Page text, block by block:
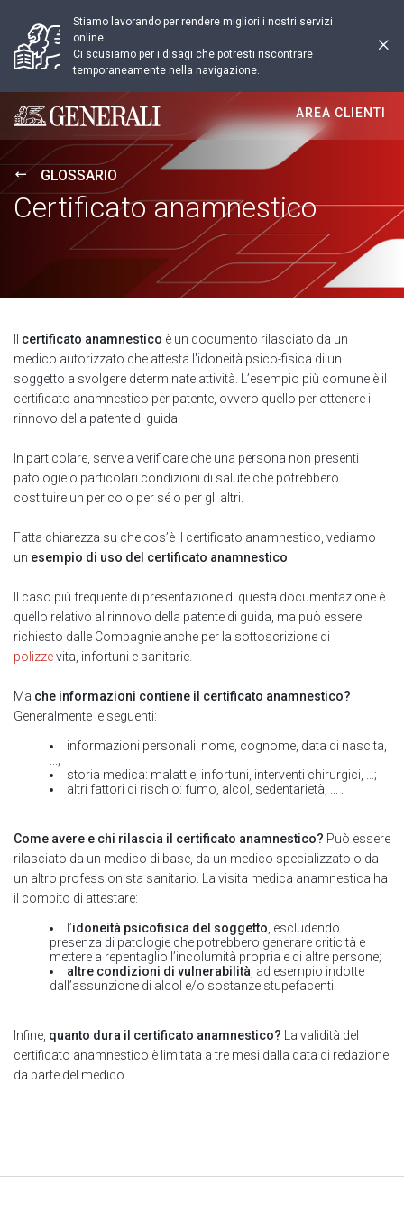
Stiamo lavorando per rendere migliori i nostri servizi
online.
Ci scusiamo per i disagi che potresti riscontrare
temporaneamente nella navigazione.
Generali logo
AREA CLIENTI
GLOSSARIO
Certificato anamnestico
certificato anamnestico è un documento rilasciato da un
medico autorizzato che attesta l'idoneità psico-fisica di un
soggetto a svolgere determinate attività. L’esempio più comune è il
certificato anamnestico per patente, ovvero quello per ottenere il
rinnovo della patente di guida.
In particolare, serve a verificare che una persona non presenti
patologie o particolari condizioni di salute che potrebbero
costituire un pericolo per sé o per gli altri.
Fatta chiarezza su che cos’è il certificato anamnestico, vediamo
un esempio di uso del certificato anamnestico
Il caso più frequente di presentazione di questa documentazione è
quello relativo al rinnovo della patente di guida, ma può essere
richiesto dalle Compagnie anche per la sottoscrizione di
polizzevita, infortuni e sanitarie.
Ma che informazioni contiene il certificato anamnestico?
Generalmente le seguenti:
informazioni personali: nome, cognome, data di nascita,
...;
storia medica: malattie, infortuni, interventi chirurgici, ...;
altri fattori di rischio: fumo, alcol, sedentarietà, ... .
Come avere e chi rilascia il certificato anamnestico? Può essere
rilasciato da un medico di base, da un medico specializzato o da
un altro professionista sanitario. La visita medica anamnestica ha
il compito di attestare:
l’idoneità psicofisica del soggetto , escludendo
presenza di patologie che potrebbero generare criticità e
mettere a repentaglio l’incolumità propria e di altre persone;
altre condizioni di vulnerabilità , ad esempio indotte
dall’assunzione di alcol e/o sostanze stupefacenti.
Infine, quanto dura il certificato anamnestico?
La validità del
certificato anamnestico è limitata a tre mesi dalla data di redazione
da parte del medico.